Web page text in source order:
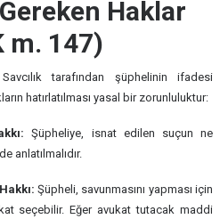
Haklar
m. 147)
tarafından şüphelinin ifadesi
hatırlatılması yasal bir zorunluluktur:
Şüpheliye, isnat edilen suçun ne
anlatılmalıdır.
Şüpheli, savunmasını yapması için
seçebilir. Eğer avukat tutacak maddi